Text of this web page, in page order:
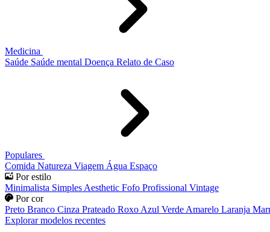
Medicina
Saúde Saúde mental Doença Relato de Caso
Populares
Comida Natureza Viagem Água Espaço
Por estilo
Minimalista Simples Aesthetic Fofo Profissional Vintage
Por cor
Preto Branco Cinza Prateado Roxo Azul Verde Amarelo Laranja
Explorar modelos recentes